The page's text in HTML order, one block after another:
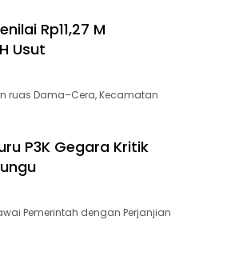
Rp11,27 M
Usut
ruas Dama–Cera, Kecamatan
P3K Gegara Kritik
Pemerintah dengan Perjanjian